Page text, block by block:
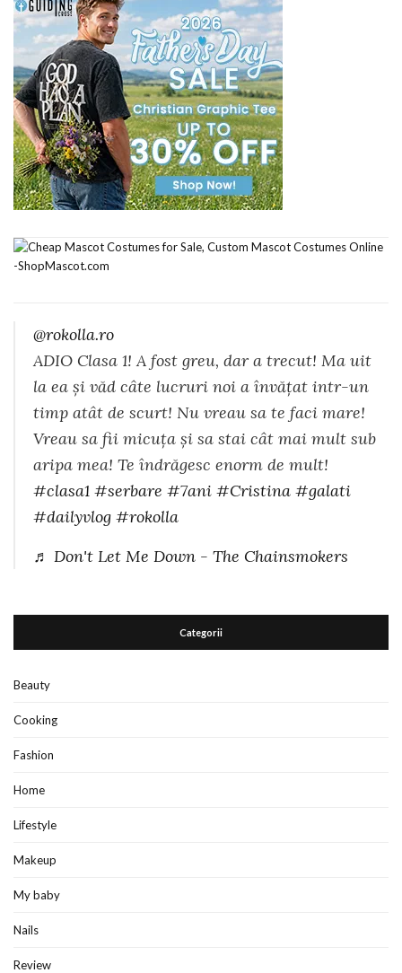
@rokolla.ro
ADIO Clasa 1! A fost greu, dar a trecut! Ma uit
la ea și văd câte lucruri noi a învățat intr-un
timp atât de scurt! Nu vreau sa te faci mare!
Vreau sa fii micuța și sa stai cât mai mult sub
aripa mea! Te îndrăgesc enorm de mult!
#clasa1 #serbare #7ani #Cristina #galati
#dailyvlog #rokolla
♬ Don't Let Me Down - The Chainsmokers
Categorii
Beauty
Cooking
Fashion
Home
Lifestyle
Makeup
My baby
Nails
Review